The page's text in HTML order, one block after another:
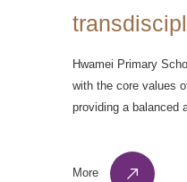
Hwamei Primary
with the core values
providing a balanced
More